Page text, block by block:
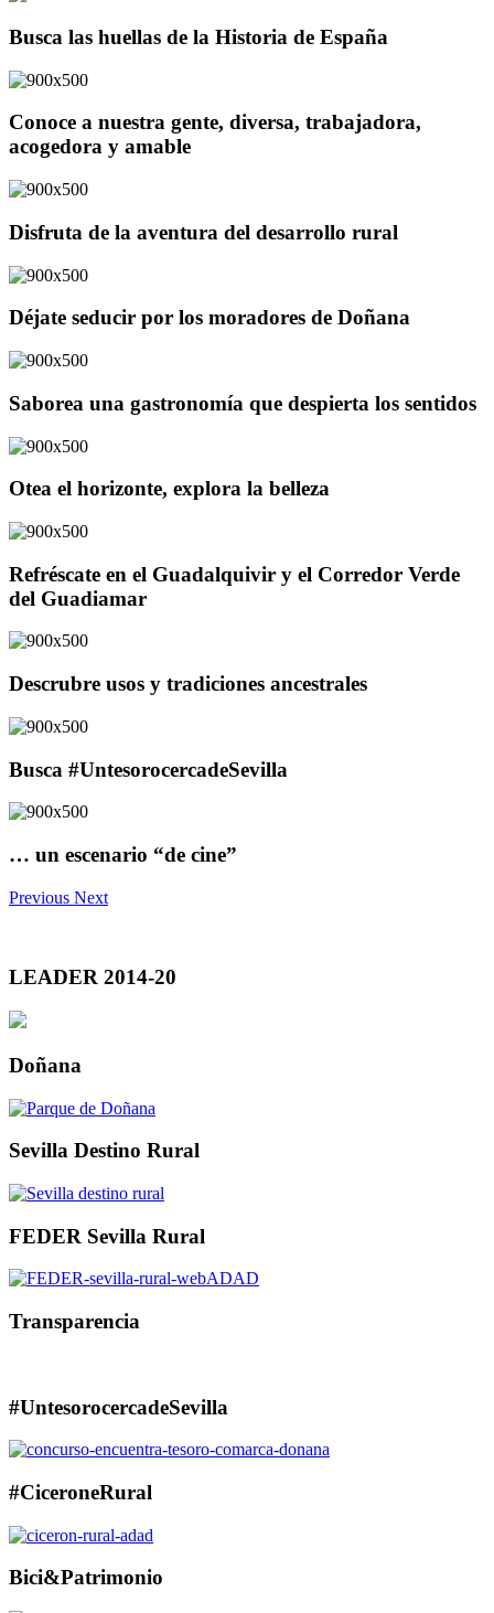
Busca las huellas de la Historia de España
Conoce a nuestra gente, diversa, trabajadora,
acogedora y amable
Disfruta de la aventura del desarrollo rural
Déjate seducir por los moradores de Doñana
Saborea una gastronomía que despierta los sentidos
Otea el horizonte, explora la belleza
Refréscate en el Guadalquivir y el Corredor Verde
del Guadiamar
Descrubre usos y tradiciones ancestrales
Busca #UntesorocercadeSevilla
… un escenario “de cine”
Previous Next
LEADER 2014-20
Doñana
Sevilla Destino Rural
FEDER Sevilla Rural
Transparencia
#UntesorocercadeSevilla
#CiceroneRural
Bici&Patrimonio